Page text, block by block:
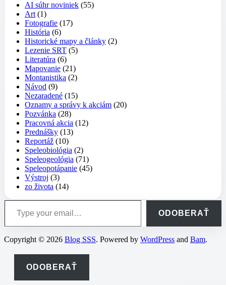
AI súhr noviniek (55)
Art (1)
Fotografie (17)
História (6)
Historické mapy a články (2)
Lezenie SRT (5)
Literatúra (6)
Mapovanie (21)
Montanistika (2)
Návod (9)
Nezaradené (15)
Oznamy a správy k akciám (20)
Pozvánka (28)
Pracovná akcia (12)
Prednášky (13)
Reportáž (10)
Speleobiológia (2)
Speleogeológia (71)
Speleopotápanie (45)
Výstroj (3)
zo života (14)
Type your email…
ODOBERAŤ
Copyright © 2026 Blog SSS. Powered by WordPress and Bam.
ODOBERAŤ